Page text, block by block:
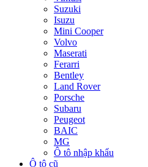
Suzuki
Isuzu
Mini Cooper
Volvo
Maserati
Ferarri
Bentley
Land Rover
Porsche
Subaru
Peugeot
BAIC
MG
Ô tô nhập khẩu
Ô tô cũ